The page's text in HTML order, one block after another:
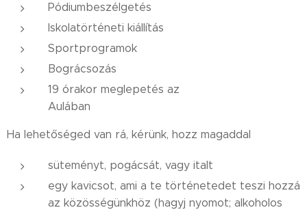
Pódiumbeszélgetés
Iskolatörténeti kiállítás
Sportprogramok
Bográcsozás
19 órakor meglepetés az
Aulában
Ha lehetőséged van rá, kérünk, hozz magaddal
süteményt, pogácsát, vagy italt
egy kavicsot, ami a te történetedet teszi hozzá
az közösségünkhöz (hagyj nyomot; alkoholos